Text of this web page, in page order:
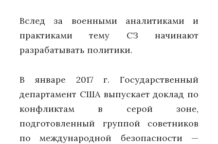
Вслед за военными аналитиками и
практиками тему СЗ начинают
разрабатывать политики.
В январе 2017 г. Государственный
департамент США выпускает доклад по
конфликтам в серой зоне,
подготовленный группой советников
по международной безопасности —